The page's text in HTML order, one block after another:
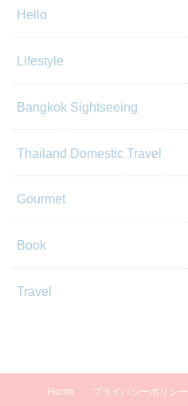
Hello
Lifestyle
Bangkok Sightseeing
Thailand Domestic Travel
Gourmet
Book
Travel
Home プライバシーポリシー